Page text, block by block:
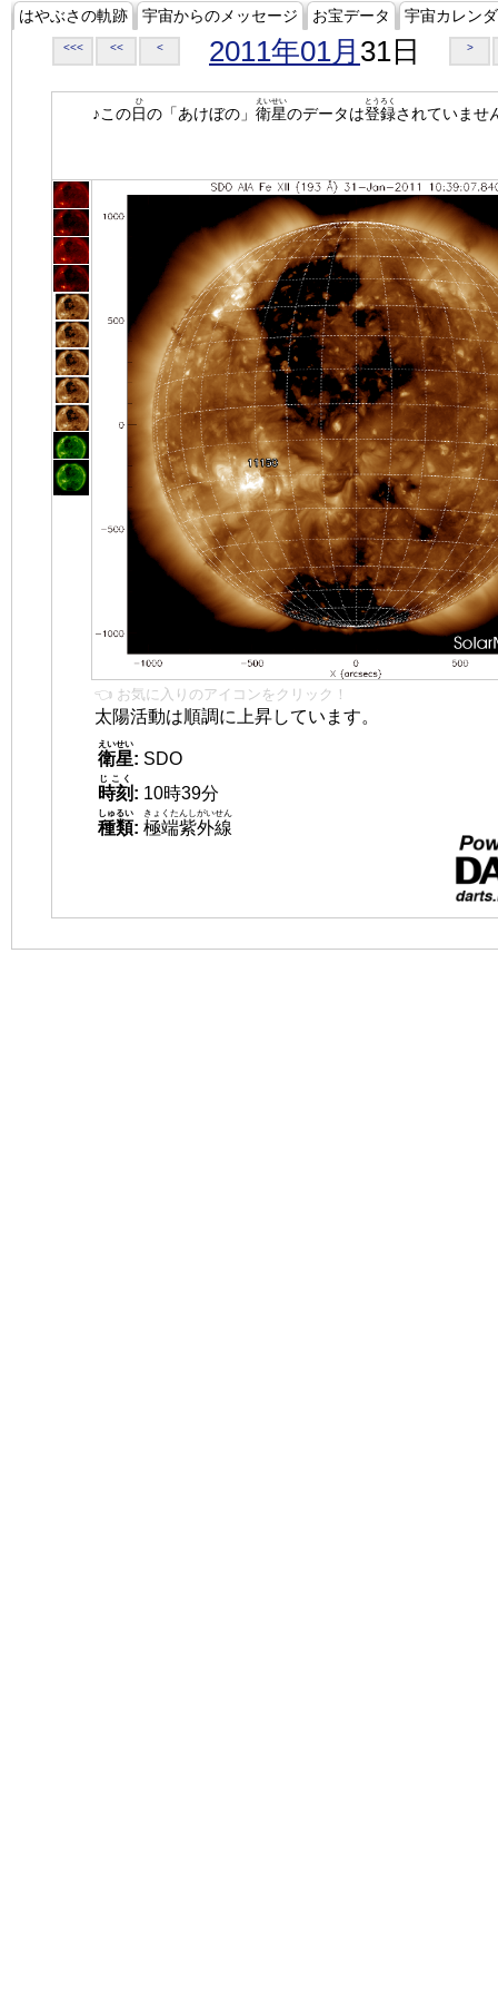
はやぶさの軌跡 宇宙からのメッセージ お宝データ 宇宙カレン
<<< << < 2011年01月 31日 >
♪この日
ひ
の「あけぼの」 衛星
えいせい
のデータは登録
とうろく
されていませ
👈 お気に入りのアイコンをクリック！
太陽活動は順調に上昇しています。
衛星
えいせい
: SDO
時刻
じこく
: 10時39分
種類
しゅるい
: 極端紫外線
きょくたんしがいせん